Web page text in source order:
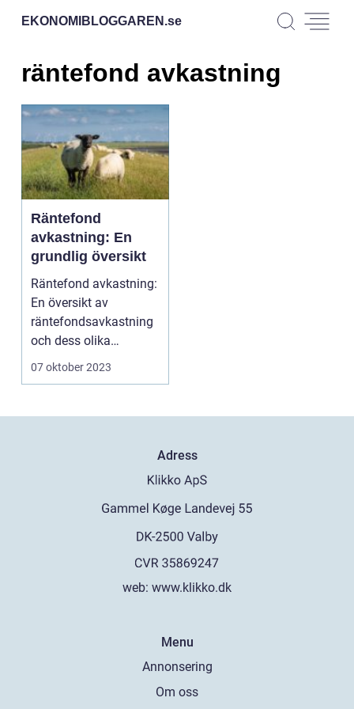
EKONOMIBLOGGAREN.se
räntefond avkastning
Räntefond
avkastning: En
grundlig översikt
Räntefond avkastning:
En översikt av
räntefondsavkastning
och dess olika
aspekter Vad är
07 oktober 2023
Adress
web: www.klikko.dk
Menu
Annonsering
Om oss